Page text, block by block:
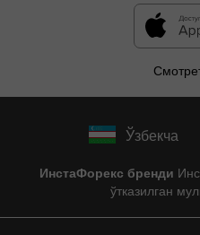
Hide chart
1 year / 2 years / 3 years / 4 years|
Ўзбекча
ИнстаФорекс бренди
ўтказилган